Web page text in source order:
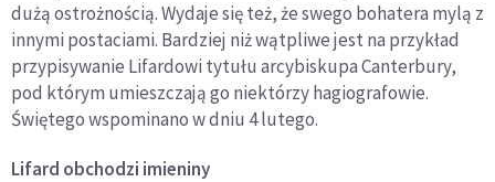
dużą ostrożnością. Wydaje się też, że swego bohatera mylą z
innymi postaciami. Bardziej niż wątpliwe jest na przykład
przypisywanie Lifardowi tytułu arcybiskupa Canterbury,
pod którym umieszczają go niektórzy hagiografowie.
Świętego wspominano w dniu 4 lutego.
Lifard obchodzi imieniny